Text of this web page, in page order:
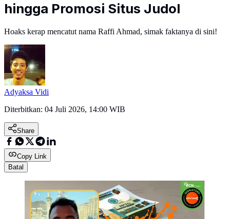
hingga Promosi Situs Judol
Hoaks kerap mencatut nama Raffi Ahmad, simak faktanya di sini!
Adyaksa Vidi
Diterbitkan: 04 Juli 2026, 14:00 WIB
Share
Copy Link
Batal